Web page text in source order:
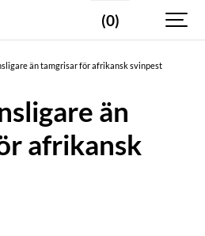
(0)
än tamgrisar för afrikansk svinpest
än
afrikansk